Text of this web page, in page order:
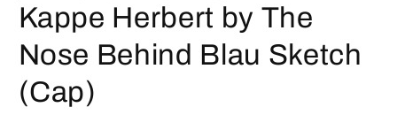
Kappe Herbert by The
Nose Behind Blau Sketch
(Cap)